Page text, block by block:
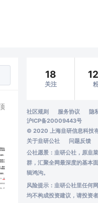
18
关注
社区规则 服务协议
隐
沪ICP备20009443号
© 2020 上海韭研信息科技
关于韭研公社
问题反馈
公社愿景：韭研公社，原韭
群，汇聚全网最深度的基本
辑鸿沟。
风险提示：韭研公社里任何
均不构成投资建议，请投资